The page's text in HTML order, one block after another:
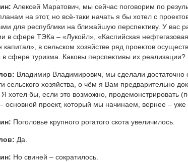
Алексей Маратович, мы сейчас поговорим по
на этот, но всё-таки начать я бы хотел с
для республики на ближайшую перспективу. У вас
в сфере ТЭКа – «Лукойл», «Каспийская
капитал», в сельском хозяйстве ряд проектов
в сфере туризма. Каковы перспективы их реализации?
Владимир Владимирович, мы сделали достаточно
сельского хозяйства, о чём я Вам предварительно
хотел бы, если это возможно, продемонстрировать
основной проект, который мы начинаем, вернее –
Поголовье крупного рогатого скота увеличилось.
Да.
Но свиней – сократилось.